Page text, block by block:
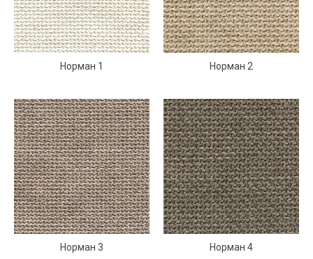
Норман 1 Норман 2
Норман 3 Норман 4